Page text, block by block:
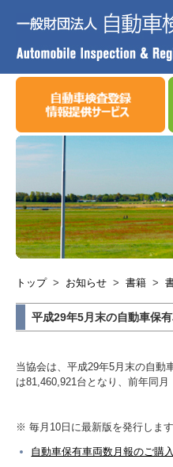
トップ > お知らせ > 書籍 >
平成29年5月末の自動車保
当協会は、平成29年5月末の自動
は81,460,921台となり、前年同
※ 毎月10日に最新版を発行します
自動車保有車両数月報のご購